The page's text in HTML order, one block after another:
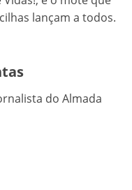
lançam a todos.
do Almada